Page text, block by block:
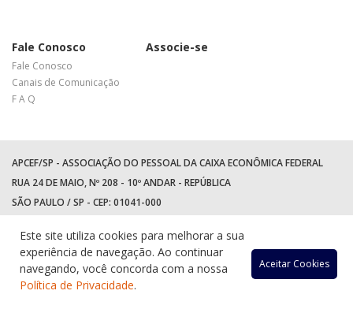
Fale Conosco
Fale Conosco
Canais de Comunicação
F A Q
Associe-se
APCEF/SP - ASSOCIAÇÃO DO PESSOAL DA CAIXA ECONÔMICA FEDERAL
RUA 24 DE MAIO, Nº 208 - 10º ANDAR - REPÚBLICA
SÃO PAULO / SP - CEP: 01041-000
WhatsApp: (11) 94597-5758
Acessar
Acessar
Este site utiliza cookies para melhorar a sua
experiência de navegação. Ao continuar
navegando, você concorda com a nossa
Política de Privacidade.
Aceitar Cookies